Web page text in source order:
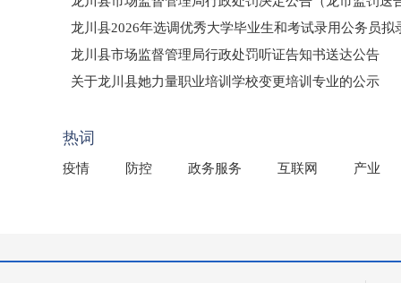
龙川县2026年选调优秀大学毕业生和考试录用公务员拟
龙川县市场监督管理局行政处罚听证告知书送达公告
（龙市监罚送告〔2026〕71号）
关于龙川县她力量职业培训学校变更培训专业的公示
热词
疫情 防控 政务服务 互联网 产业